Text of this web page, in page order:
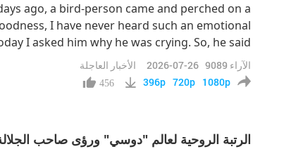
ago, a bird-person came and perched on a
I have never heard such an emotional
I asked him why he was crying. So, he said
happy, because he could feel peace, he could
He was “feeling peace, seeing peace,” those are
الأخبار العاجلة 2026-07-26 9089 الآراء
456 396p 720p 1080p
الرتبة الروحية لعالم "دوسي" ورؤى صاحب